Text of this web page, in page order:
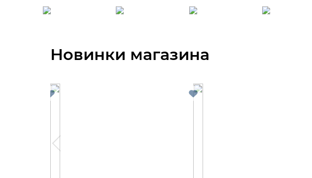
Новинки магазина